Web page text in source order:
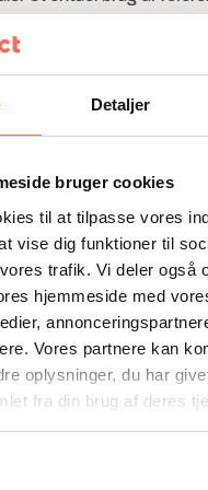
Detaljer
bruger cookies
til at tilpasse vores
vise dig funktioner til
trafik. Vi deler også
hjemmeside med
Vores partnere kan
oplysninger, du har
fra din brug af deres
dig en tilbagemelding
fået stillingen.
dig, der har fået
og gennemgår
til rådighed ved tvivl.
din leder(e) og med dig